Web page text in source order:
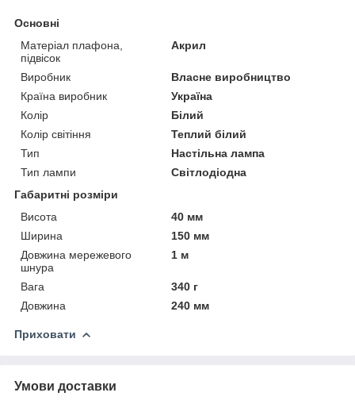
Основні
Матеріал плафона,
підвісок
Акрил
Виробник
Власне виробництво
Країна виробник
Україна
Колір
Білий
Колір світіння
Теплий білий
Тип
Настільна лампа
Тип лампи
Світлодіодна
Габаритні розміри
Висота
40 мм
Ширина
150 мм
Довжина мережевого
шнура
1 м
Вага
340 г
Довжина
240 мм
Приховати
Умови доставки